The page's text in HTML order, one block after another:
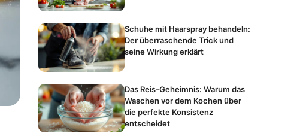
Schuhe mit Haarspray behandeln:
Der überraschende Trick und
seine Wirkung erklärt
Das Reis-Geheimnis: Warum das
Waschen vor dem Kochen über
die perfekte Konsistenz
entscheidet